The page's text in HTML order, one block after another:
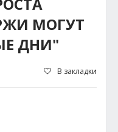
МОГУТ
ДНИ"
В закладки